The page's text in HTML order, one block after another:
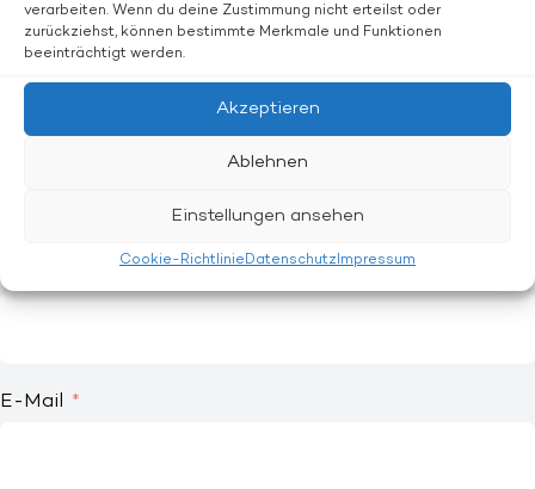
verarbeiten. Wenn du deine Zustimmung nicht erteilst oder
zurückziehst, können bestimmte Merkmale und Funktionen
beeinträchtigt werden.
Akzeptieren
Ablehnen
Einstellungen ansehen
Cookie-Richtlinie Datenschutz Impressum
Herr
Frau
Divers
Vorname
E-Mail